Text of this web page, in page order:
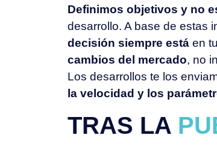
Definimos objetivos y no
desarrollo. A base de estas
decisión siempre está en
cambios del mercado, no
Los desarrollos te los
la velocidad y los
TRAS LA